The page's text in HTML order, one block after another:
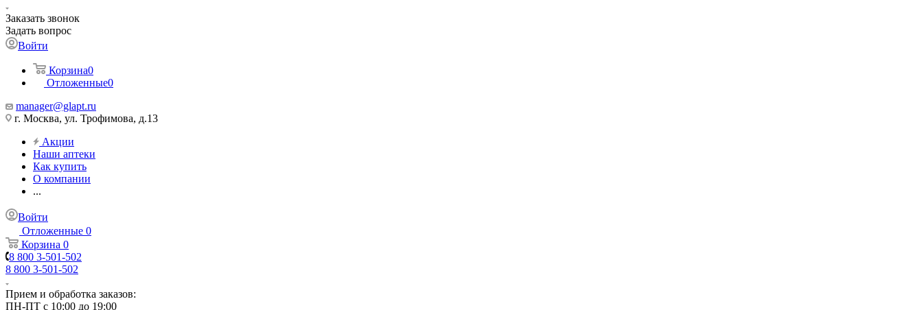
Заказать звонок
Задать вопрос
Войти
Корзина0
Отложенные0
manager@glapt.ru
г. Москва, ул. Трофимова, д.13
Акции
Наши аптеки
Как купить
О компании
...
Войти
Отложенные 0
Корзина 0
8 800 3-501-502
8 800 3-501-502
Прием и обработка заказов:
ПН-ПТ с 10:00 до 19:00